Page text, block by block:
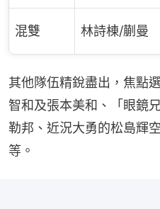
混雙 林詩棟/蒯曼
其他隊伍精銳盡出，焦點
智和及張本美和、「眼鏡
勒邦、近況大勇的松島輝
等。